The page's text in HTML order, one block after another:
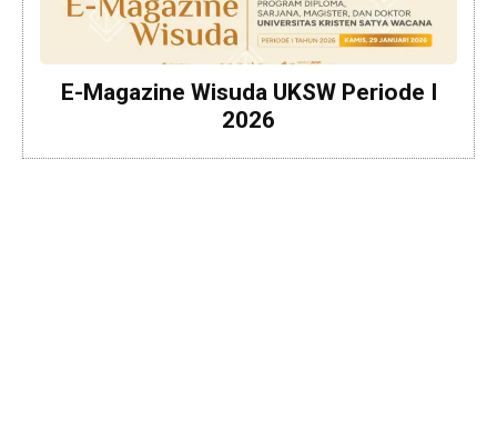
E-Magazine Wisuda UKSW Periode I
2026